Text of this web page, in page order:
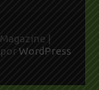
|
WordPress